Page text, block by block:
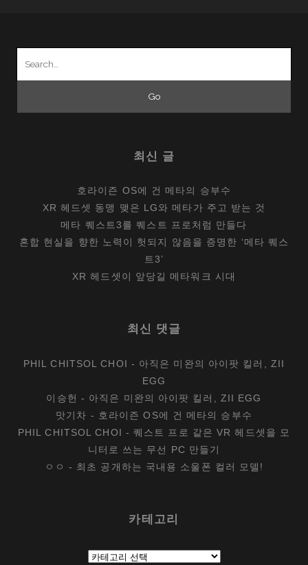
최신 글
호라이즌 OS에 건 메타의 승부수
XR 헤드셋 동맹 맺은 LG와 메타가 주고 받는 것
메타 퀘스트3를 퀘스트 프로처럼 만들다
혼합 현실을 향한 노력이 헛되지 않음을 증명한 ‘메타 퀘스
트3’
XR 헤드셋이 앞당길 메타워크 시대
최신 댓글
PHIL CHITSOL CHOI - 아직은 미완의 아이팟 킬러, ZII
EGG
이승헌 - 아직은 미완의 아이팟 킬러, ZII EGG
맛기차 - 호라이즌 OS에 건 메타의 승부수
PHIL CHITSOL CHOI -퀘스트 프로 같은 VR 헤드셋을 모
니터로 쓰는 무선 PC 만들기
ㅇㅇ - 최초 공개하는 국내용 소울폰 컬러 모델!
카테고리
테